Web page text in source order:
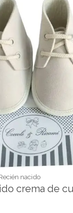
nacido
crema de